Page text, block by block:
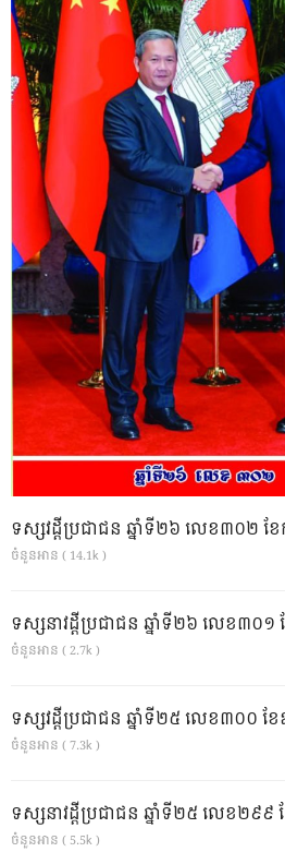
ទស្សវដ្តីប្រជាជន ឆ្នាំទី២៦ លេខ៣០២ ខែ
ចំនួនអាន ( 14.1k )
ទស្សនាវដ្ដីប្រជាជន ឆ្នាំទី២៦ លេខ៣០១
ចំនួនអាន ( 2.7k )
ទស្សវដ្តីប្រជាជន ឆ្នាំទី២៥ លេខ៣០០ ខ
ចំនួនអាន ( 7.3k )
ទស្សនាវដ្ដីប្រជាជន ឆ្នាំទី២៥ លេខ២៩៩
ចំនួនអាន ( 5.5k )